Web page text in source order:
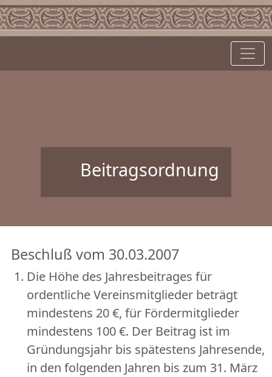
Beitragsordnung
Beschluß vom 30.03.2007
Die Höhe des Jahresbeitrages für
ordentliche Vereinsmitglieder beträgt
mindestens 20 €, für Fördermitglieder
mindestens 100 €. Der Beitrag ist im
Gründungsjahr bis spätestens Jahresende,
in den folgenden Jahren bis zum 31. März